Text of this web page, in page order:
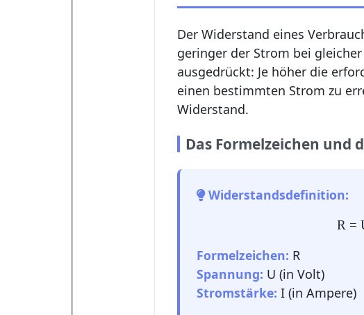
Der Widerstand eines
geringer der Strom bei
ausgedrückt: Je höher die
einen bestimmten Strom zu
Widerstand.
Das Formelzeichen und
Widerstandsdefinition:
R =
Formelzeichen: R
Spannung: U (in Volt)
Stromstärke: I (in Ampere)